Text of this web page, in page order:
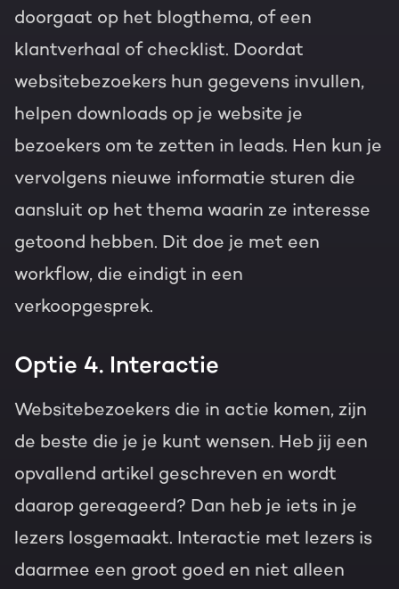
doorgaat op het blogthema, of een
klantverhaal of checklist. Doordat
websitebezoekers hun gegevens invullen,
helpen downloads op je website je
bezoekers om te zetten in leads. Hen kun je
vervolgens nieuwe informatie sturen die
aansluit op het thema waarin ze interesse
getoond hebben. Dit doe je met een
workflow, die eindigt in een
verkoopgesprek.
Optie 4. Interactie
Websitebezoekers die in actie komen, zijn
de beste die je je kunt wensen. Heb jij een
opvallend artikel geschreven en wordt
daarop gereageerd? Dan heb je iets in je
lezers losgemaakt. Interactie met lezers is
daarmee een groot goed en niet alleen